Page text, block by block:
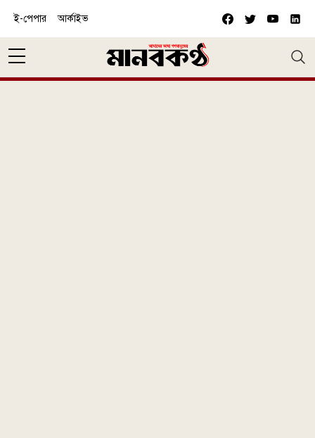
ই-পেপার আর্কাইভ